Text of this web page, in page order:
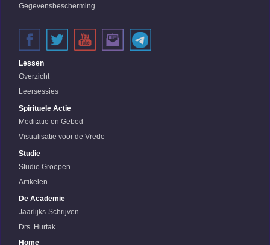
Gegevensbescherming
Lessen
Overzicht
Leersessies
Spirituele Actie
Meditatie en Gebed
Visualisatie voor de Vrede
Studie
Studie Groepen
Artikelen
De Academie
Jaarlijks-Schrijven
Drs. Hurtak
Home